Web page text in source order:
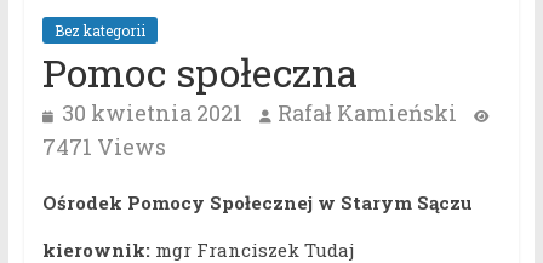
Bez kategorii
Pomoc społeczna
30 kwietnia 2021
Rafał Kamieński
7471 Views
Ośrodek Pomocy Społecznej w Starym Sączu
kierownik: mgr Franciszek Tudaj